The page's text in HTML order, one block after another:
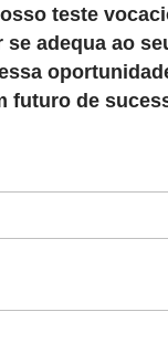
teste
se adequa ao
futuro de